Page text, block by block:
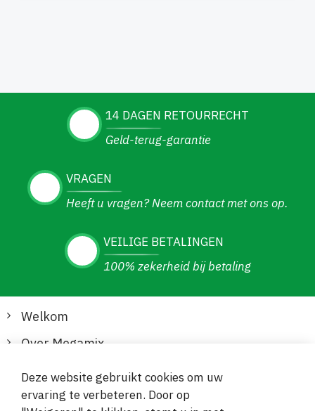
14 DAGEN RETOURRECHT
Geld-terug-garantie
VRAGEN
Heeft u vragen? Neem contact met ons op.
VEILIGE BETALINGEN
100% zekerheid bij betaling
Welkom
Over Megamix
Informatie
Klantenservice
Deze website gebruikt cookies om uw
ervaring te verbeteren. Door op